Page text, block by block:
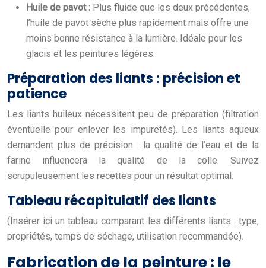
Huile de pavot : Plus fluide que les deux précédentes,
l’huile de pavot sèche plus rapidement mais offre une
moins bonne résistance à la lumière. Idéale pour les
glacis et les peintures légères.
Préparation des liants : précision et
patience
Les liants huileux nécessitent peu de préparation (filtration
éventuelle pour enlever les impuretés). Les liants aqueux
demandent plus de précision : la qualité de l’eau et de la
farine influencera la qualité de la colle. Suivez
scrupuleusement les recettes pour un résultat optimal.
Tableau récapitulatif des liants
(Insérer ici un tableau comparant les différents liants : type,
propriétés, temps de séchage, utilisation recommandée).
Fabrication de la peinture : le